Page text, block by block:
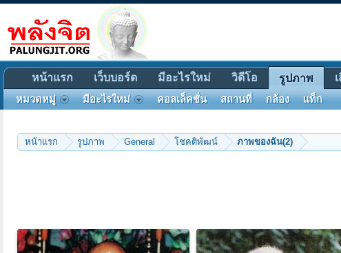
หน้าแรก รูปภาพ General โชคติพัฒน์ ภาพของฉัน(2)
หน้าแรก เว็บบอร์ด มีอะไรใหม่ วิดีโอ รูปภาพ
หมวดหมู่ มีอะไรใหม่ คอลเล็คชั่น สถานที่ กล้อง แท็ก